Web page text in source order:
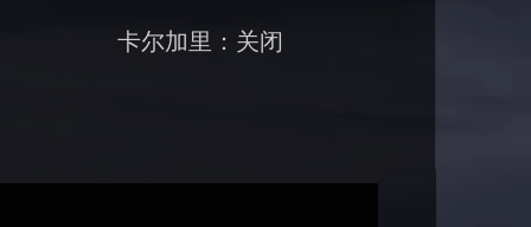
卡尔加里：关闭